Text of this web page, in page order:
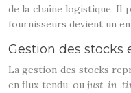
de la chaîne logistique. Il
fournisseurs devient un
Gestion des
La gestion des stocks
en flux tendu, oujust-in-